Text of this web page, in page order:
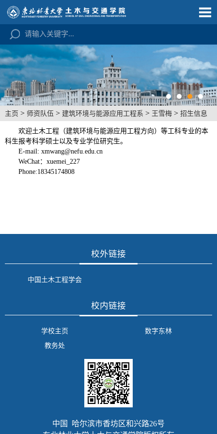
主页 > 师资队伍 > 建筑环境与能源应用工程系 > 王雪梅 > 招生信息
欢迎土木工程（建筑环境与能源应用工程方向）等工科专业的本
科生报考科学硕士以及专业学位研究生。
E-mail: xmwang@nefu.edu.cn
WeChat： xuemei_227
Phone:18345174808
校外链接
中国土木工程学会
校内链接
学校主页
数字东林
教务处
中国 哈尔滨市香坊区和兴路26号